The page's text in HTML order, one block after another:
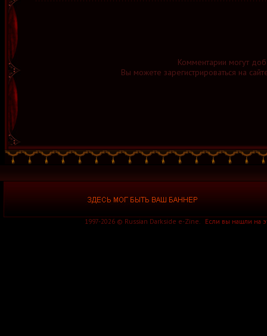
Комментарии могут
Вы можете зарегистрироваться на
1997-2026 © Russian Darkside e-Zine. Если вы нашли на